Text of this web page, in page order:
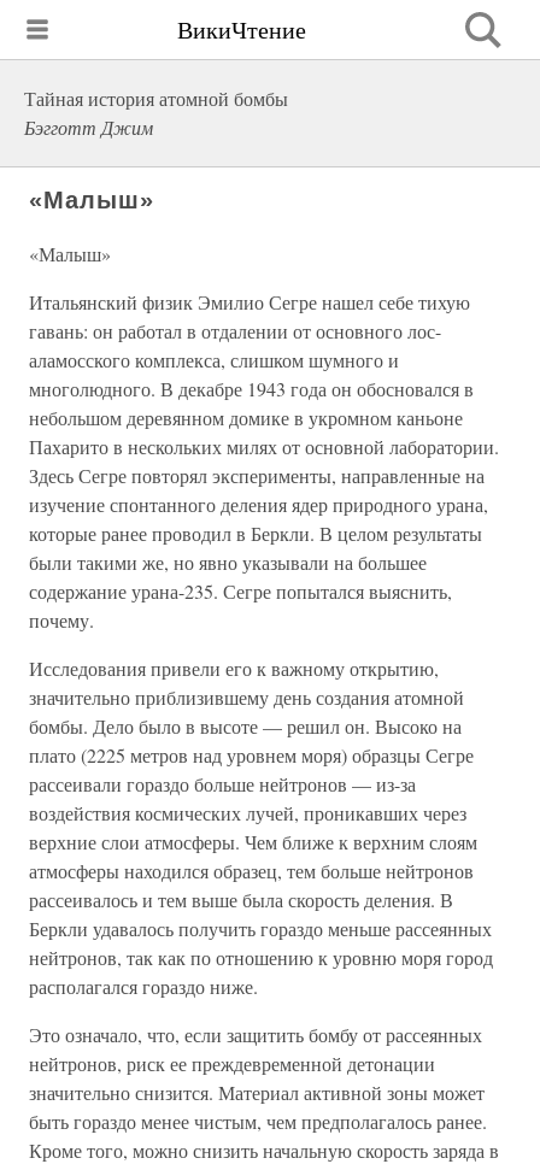
ВикиЧтение
Тайная история атомной бомбы
Бэгготт Джим
«Малыш»
«Малыш»
Итальянский физик Эмилио Сегре нашел себе тихую
гавань: он работал в отдалении от основного лос-
аламосского комплекса, слишком шумного и
многолюдного. В декабре 1943 года он обосновался в
небольшом деревянном домике в укромном каньоне
Пахарито в нескольких милях от основной лаборатории.
Здесь Сегре повторял эксперименты, направленные на
изучение спонтанного деления ядер природного урана,
которые ранее проводил в Беркли. В целом результаты
были такими же, но явно указывали на большее
содержание урана-235. Сегре попытался выяснить,
почему.
Исследования привели его к важному открытию,
значительно приблизившему день создания атомной
бомбы. Дело было в высоте — решил он. Высоко на
плато (2225 метров над уровнем моря) образцы Сегре
рассеивали гораздо больше нейтронов — из-за
воздействия космических лучей, проникавших через
верхние слои атмосферы. Чем ближе к верхним слоям
атмосферы находился образец, тем больше нейтронов
рассеивалось и тем выше была скорость деления. В
Беркли удавалось получить гораздо меньше рассеянных
нейтронов, так как по отношению к уровню моря город
располагался гораздо ниже.
Это означало, что, если защитить бомбу от рассеянных
нейтронов, риск ее преждевременной детонации
значительно снизится. Материал активной зоны может
быть гораздо менее чистым, чем предполагалось ранее.
Кроме того, можно снизить начальную скорость заряда в